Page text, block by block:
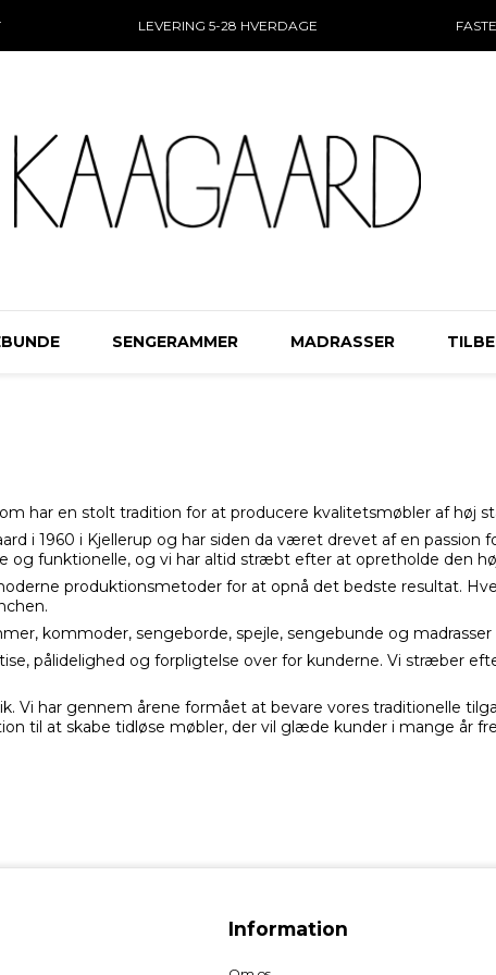
LEVERING 5-28 HVERDAGE
SENGERAMMER MADRASSER
har en stolt tradition for at producere kvalitetsmøbler af høj
i 1960 i Kjellerup og har siden da været drevet af en
og funktionelle, og vi har altid stræbt efter at opretholde den
produktionsmetoder for at opnå det bedste resultat.
kommoder, sengeborde, spejle, sengebunde og
pålidelighed og forpligtelse over for kunderne. Vi stræber
Vi har gennem årene formået at bevare vores traditionelle
til at skabe tidløse møbler, der vil glæde kunder i mange år
Information